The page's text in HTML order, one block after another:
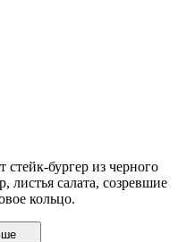
стейк-бургер из черного
листья салата, созревшие
кольцо.